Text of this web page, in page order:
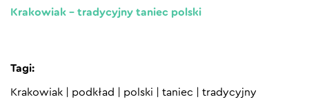
Krakowiak – tradycyjny taniec polski
Tagi:
Krakowiak podkład polski taniec tradycyjny